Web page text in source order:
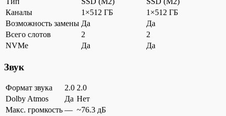
Каналы
1×512 ГБ
1×512 ГБ
Возможность замены Да
Да
Всего слотов
2
2
NVMe
Да Да
Звук
Формат звука 2.0 2.0
Dolby Atmos
Да Нет
Макс. громкость — ~76.3 дБ